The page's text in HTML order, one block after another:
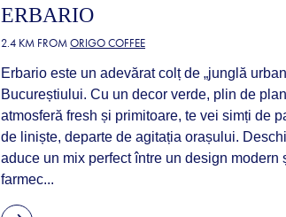
ERBARIO
2.4 KM FROMORIGO COFFEE
Erbario este un adevărat colț de „junglă
Bucureștiului. Cu un decor verde, plin de
atmosferă fresh și primitoare, te vei simți de
de liniște, departe de agitația orașului.
aduce un mix perfect între un design modern
farmec...